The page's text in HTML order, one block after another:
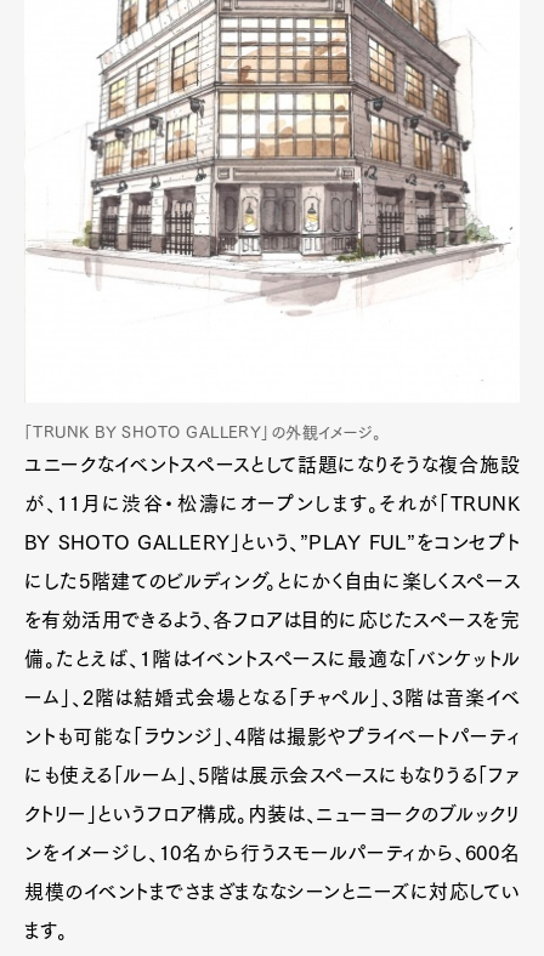
「TRUNK BY SHOTO GALLERY」の外観イメージ。
ユニークなイベントスペースとして話題になりそうな複合施設
が、11月に渋谷・松濤にオープンします。それが「TRUNK
BY SHOTO GALLERY」という、”PLAY FUL”をコンセプト
にした5階建てのビルディング。とにかく自由に楽しくスペース
を有効活用できるよう、各フロアは目的に応じたスペースを完
備。たとえば、1階はイベントスペースに最適な「バンケットル
ーム」、2階は結婚式会場となる「チャペル」、3階は音楽イベ
ントも可能な「ラウンジ」、4階は撮影やプライベートパーティ
にも使える「ルーム」、5階は展示会スペースにもなりうる「ファ
クトリー」というフロア構成。内装は、ニューヨークのブルックリ
ンをイメージし、10名から行うスモールパーティから、600名
規模のイベントまでさまざまななシーンとニーズに対応してい
ます。